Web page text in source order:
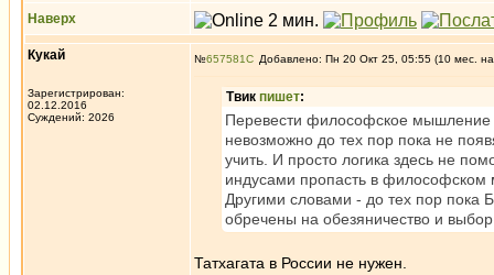
Наверх
Кукай
Зарегистрирован:
02.12.2016
Суждений: 2026
№657581 Добавлено: Пн 20 Окт 25, 05:55 (10 мес.
Твик пишет:
Перевести философское мышление
невозможно до тех пор пока не
учить. И просто логика здесь не
индусами пропасть в философском
Другими словами - до тех пор пока
обречены на обезяничество и
Татхагата в России не нужен.